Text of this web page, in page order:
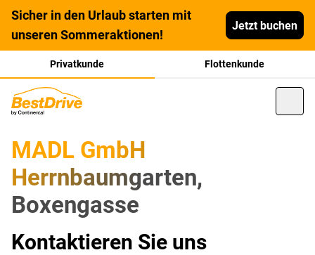
Sicher in den Urlaub starten mit
unseren Sommeraktionen!
Jetzt buchen
Privatkunde Flottenkunde
MADL GmbH
Herrnbaumgarten,
Boxengasse
Kontaktieren Sie uns